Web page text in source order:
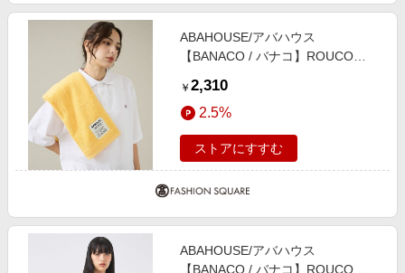
ABAHOUSE/アバハウス
【BANACO / バナコ】ROUCO
エロー F
￥ 2,310
2.5%
ストアにすすむ
ABAHOUSE/アバハウス
【BANACO / バナコ】ROUCO